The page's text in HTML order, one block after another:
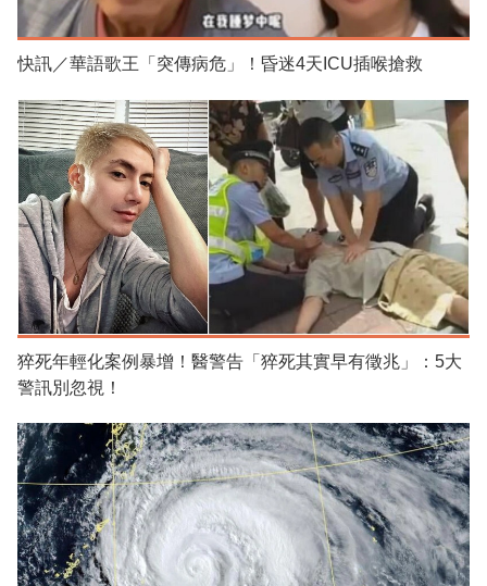
快訊／華語歌王「突傳病危」！昏迷4天ICU插喉搶救
猝死年輕化案例暴增！醫警告「猝死其實早有徵兆」：5大
警訊別忽視！